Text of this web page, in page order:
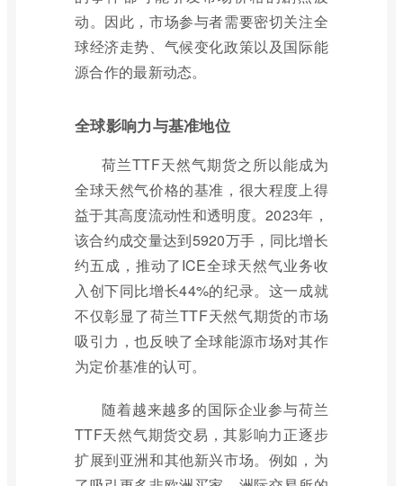
动。因此，市场参与者需要密切关注全
球经济走势、气候变化政策以及国际能
源合作的最新动态。
全球影响力与基准地位
荷兰TTF天然气期货之所以能成为
全球天然气价格的基准，很大程度上得
益于其高度流动性和透明度。2023年，
该合约成交量达到5920万手，同比增长
约五成，推动了ICE全球天然气业务收
入创下同比增长44%的纪录。这一成就
不仅彰显了荷兰TTF天然气期货的市场
吸引力，也反映了全球能源市场对其作
为定价基准的认可。
随着越来越多的国际企业参与荷兰
TTF天然气期货交易，其影响力正逐步
扩展到亚洲和其他新兴市场。例如，为